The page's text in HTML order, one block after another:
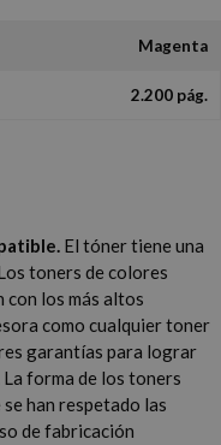
Magenta
2.200 pág.
El tóner tiene una
toners de colores
con los más altos
como cualquier toner
garantías para lograr
forma de los toners
han respetado las
de fabricación